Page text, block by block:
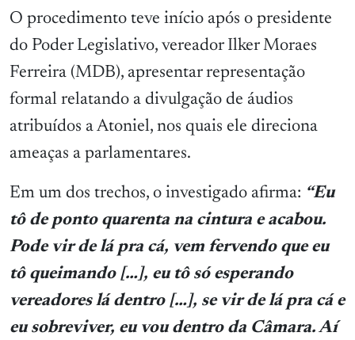
O procedimento teve início após o presidente
do Poder Legislativo, vereador Ilker Moraes
Ferreira (MDB), apresentar representação
formal relatando a divulgação de áudios
atribuídos a Atoniel, nos quais ele direciona
ameaças a parlamentares.
Em um dos trechos, o investigado afirma: “Eu
tô de ponto quarenta na cintura e acabou.
Pode vir de lá pra cá, vem fervendo que eu
tô queimando […], eu tô só esperando
vereadores lá dentro […], se vir de lá pra cá e
eu sobreviver, eu vou dentro da Câmara. Aí